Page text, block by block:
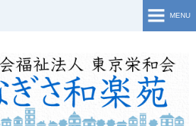
MENU